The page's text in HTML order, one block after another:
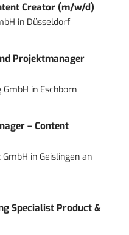
Creator (m/w/d)
in Düsseldorf
Projektmanager
in Eschborn
– Content
inGeislingen an
Specialist Product &